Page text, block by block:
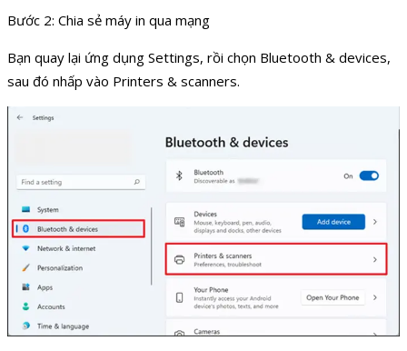
Bước 2: Chia sẻ máy in qua mạng
Bạn quay lại ứng dụng Settings, rồi chọn Bluetooth & devices,
sau đó nhấp vào Printers & scanners.